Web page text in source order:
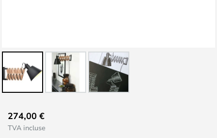
to
the
274,00 €
TVA incluse